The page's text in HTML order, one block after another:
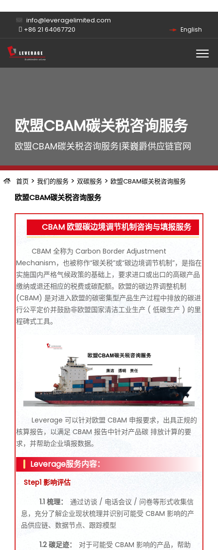
info@leveragelimited.com
+86 21 64067720
English
欧盟CBAM碳关税咨询服务
欧盟CBAM碳关税咨询服务|莱巍爵供应链官网
首页 > 我们的服务 > 双碳服务 > 欧盟CBAM碳关税咨询服务
欧盟CBAM碳关税咨询服务
CBAM 欧盟碳边境调节机制咨询与填报服务
CBAM 全称为 Carbon Border Adjustment
Mechanism，也被称作“碳关税”或“碳边境调节机制”，是指在
实施国内严格气候政策的基础上，要求进口或出口的高碳产品
缴纳或退还相应的税费或碳配额。欧盟的碳边界调整机制
(CBAM) 是对进入欧盟的碳密集型产品生产过程中排放的碳进
行公平定价并鼓励非欧盟国家清洁工业生产 ( 低碳生产 ) 的里
程碑式工具。
Leverage 可以针对欧盟 CBAM 申报要求，出具正规的
核算报告，以满足 CBAM 报告中针对产品碳 排放计算的要
求，并帮助企业填报数据。
Leverage服务内容：
Step1 影响评估
1.1 梳理：
通过访谈 / 电话会议 / 问卷等形式收集信
息，充分了解企业现状梳理并识别可能受 CBAM 影响的产
品供应链、数据节点、跟踪模型
1.2 碳足迹：
对于可能受 CBAM 影响的产品，帮助